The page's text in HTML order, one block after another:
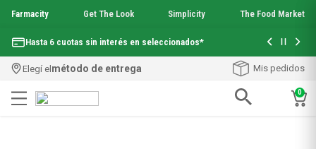
Farmacity Get The Look Simplicity The Food Market
Hasta 6 cuotas sin interés en seleccionados*
Con tu
¡Envío
Elegí elmétodo de entrega Mis pedidos
0